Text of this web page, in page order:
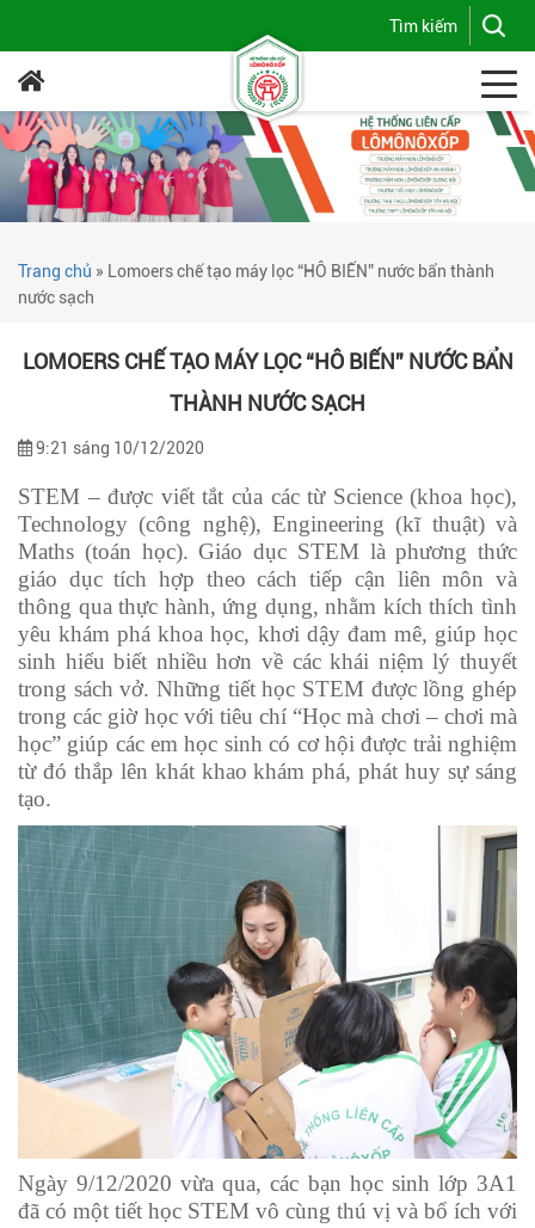
Trang chủ » Lomoers chế tạo máy lọc “HÔ BIẾN” nước bẩn thành
nước sạch
LOMOERS CHẾ TẠO MÁY LỌC “HÔ BIẾN” NƯỚC BẨN
THÀNH NƯỚC SẠCH
9:21 sáng 10/12/2020
STEM – được viết tắt của các từ Science (khoa học),
Technology (công nghệ), Engineering (kĩ thuật) và
Maths (toán học). Giáo dục STEM là phương thức
giáo dục tích hợp theo cách tiếp cận liên môn và
thông qua thực hành, ứng dụng, nhằm kích thích tình
yêu khám phá khoa học, khơi dậy đam mê, giúp học
sinh hiểu biết nhiều hơn về các khái niệm lý thuyết
trong sách vở. Những tiết học STEM được lồng ghép
trong các giờ học với tiêu chí “Học mà chơi – chơi mà
học” giúp các em học sinh có cơ hội được trải nghiệm
từ đó thắp lên khát khao khám phá, phát huy sự sáng
tạo.
Ngày 9/12/2020 vừa qua, các bạn học sinh lớp 3A1
đã có một tiết học STEM vô cùng thú vị và bổ ích với